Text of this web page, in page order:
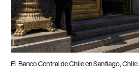
El Banco Central de Chile en Santiago, Chile.